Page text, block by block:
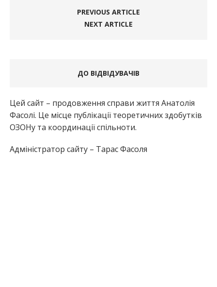
PREVIOUS ARTICLE
NEXT ARTICLE
ДО ВІДВІДУВАЧІВ
Цей сайт – продовження справи життя Анатолія
Фасолі. Це місце публікації теоретичних здобутків
ОЗОНу та координації спільноти.
Адміністратор сайту – Тарас Фасоля